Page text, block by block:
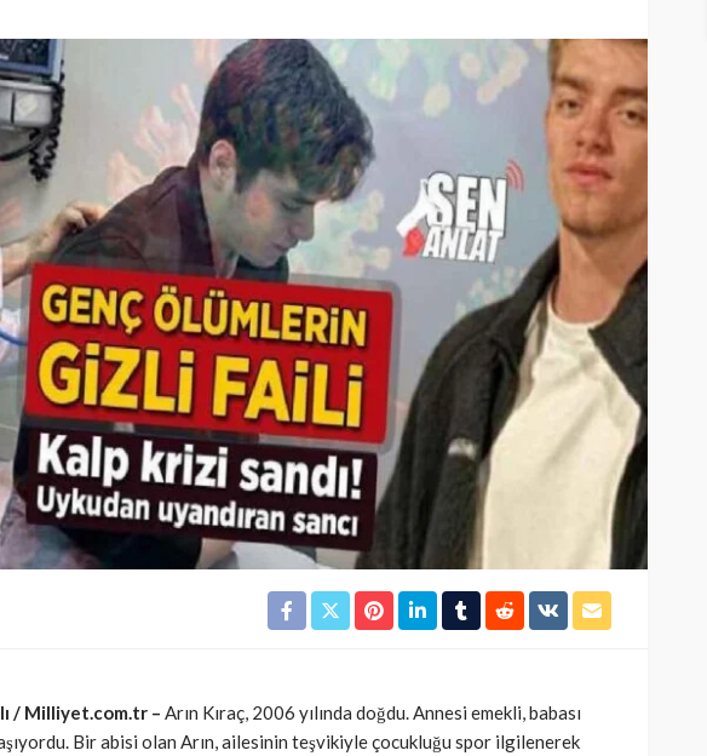
/ Milliyet.com.tr – Arın Kıraç, 2006 yılında doğdu. Annesi emekli, babası
Bir abisi olan Arın, ailesinin teşvikiyle çocukluğu spor ilgilenerek
yalnızca 3 kısmı
Alzheimer riskine
394
SAĞLIK
Türkiye’de de satılan bebek
Cisamer 3 ay önce